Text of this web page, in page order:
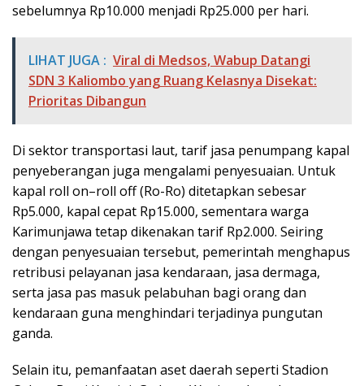
sebelumnya Rp10.000 menjadi Rp25.000 per hari.
LIHAT JUGA : Viral di Medsos, Wabup Datangi
SDN 3 Kaliombo yang Ruang Kelasnya Disekat:
Prioritas Dibangun
Di sektor transportasi laut, tarif jasa penumpang kapal
penyeberangan juga mengalami penyesuaian. Untuk
kapal roll on–roll off (Ro-Ro) ditetapkan sebesar
Rp5.000, kapal cepat Rp15.000, sementara warga
Karimunjawa tetap dikenakan tarif Rp2.000. Seiring
dengan penyesuaian tersebut, pemerintah menghapus
retribusi pelayanan jasa kendaraan, jasa dermaga,
serta jasa pas masuk pelabuhan bagi orang dan
kendaraan guna menghindari terjadinya pungutan
ganda.
Selain itu, pemanfaatan aset daerah seperti Stadion